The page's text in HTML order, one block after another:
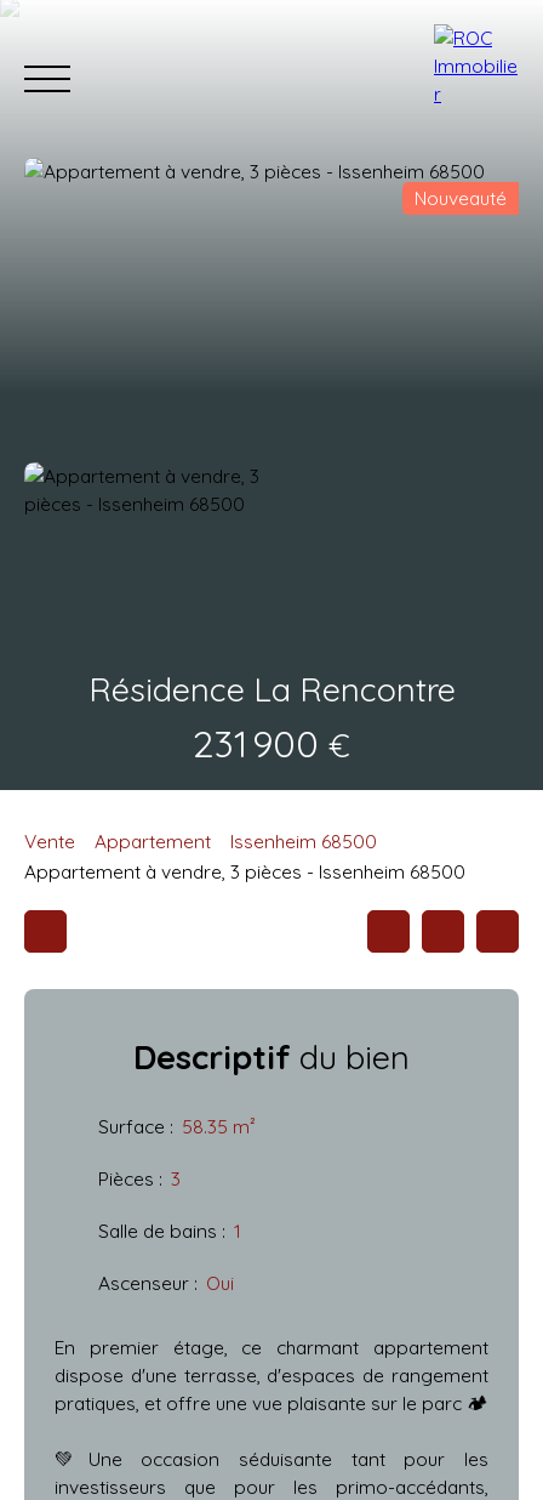
Estimation
Nouveauté
Résidence La Rencontre
231 900 €
Vente Appartement
Issenheim 68500
Appartement à vendre, 3 pièces - Issenheim 68500
Descriptif du bien
Surface : 58.35 m²
Pièces : 3
Salle de bains : 1
Ascenseur : Oui
En premier étage, ce charmant appartement
dispose d'une terrasse, d'espaces de rangement
pratiques, et offre une vue plaisante sur le parc 🏕
💚Une occasion séduisante tant pour les
investisseurs que pour les primo-accédants,